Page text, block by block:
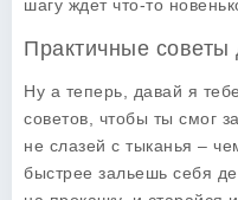
шагу ждет что-то
Практичные советы
Ну а теперь, давай я
советов, чтобы ты смог
не слазей с тыканья –
быстрее зальешь себя